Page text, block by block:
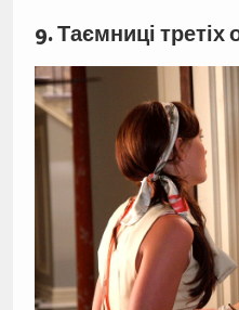
9. Таємниці третіх